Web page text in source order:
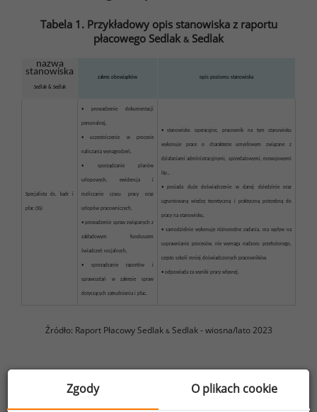
Tabela 1. Przykładowy opis stanowiska z raportu
płacowego Sedlak &Sedlak
nazwa
stanowiska
Sedlak &Sedlak
zakres obowiązków opis poziomu stanowiska
Specjalista ds. kadr i
płac (SS)
• prowadzenie dokumentacji
personalnej,
• uczestniczenie w procesie
naliczania wynagrodzeń,
• sporządzanie planów
urlopowych, ewidencja i
rozliczanie czasu pracy oraz
urlopów pracowniczych,
• prowadzenie spraw związanych z
zakładowym funduszem
świadczeń socjalnych,
• sporządzanie raportów i
sprawozdań w zakresie spraw
dotyczących zatrudnienia i płac.
• stanowisko operacyjne, pracownik na tym stanowisku
wykonuje prace o charakterze umysłowym związane z
działaniami administracyjnymi, sprzedażowymi, rozwojowymi
itp.,
• posiada duże doświadczenie w danej dziedzinie oraz
ugruntowaną wiedzę teoretyczną i praktyczną potrzebną do
pracy na stanowisku,
• samodzielnie wykonuje różnorodne zadania, ma wpływ na
usprawnianie procesów, nie wymaga nadzoru przełożonego,
często szkoli mniej doświadczonych pracowników,
• odpowiada za wyniki pracy własnej.
Źródło: Raport Płacowy Sedlak &Sedlak - wiosna/lato 2023
Ponadto należy umiejętnie korzystać z danych.
Zgody O plikach cookie